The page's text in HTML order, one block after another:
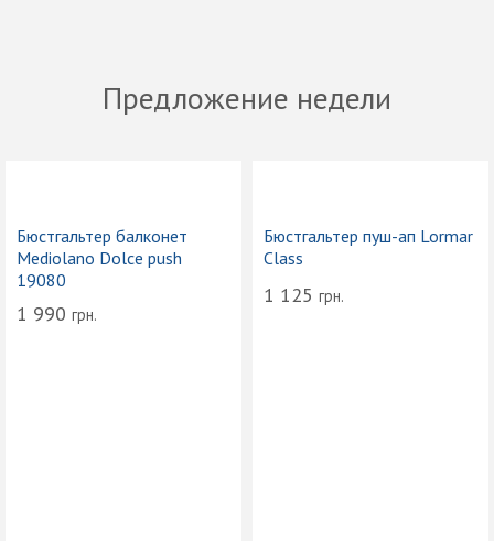
Предложение недели
Бюстгальтер балконет
Mediolano Dolce push
19080
1 990 грн.
Бюстгальтер пуш-ап Lormar
Class
1 125 грн.